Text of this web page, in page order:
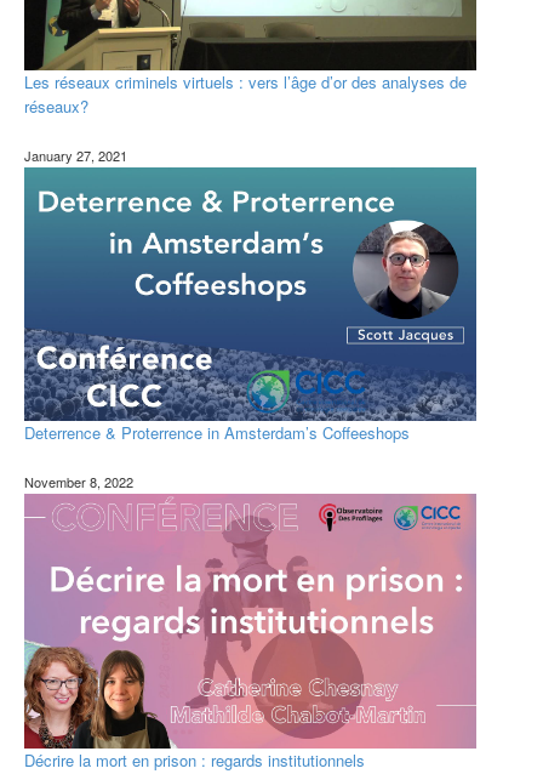
Les réseaux criminels virtuels : vers l’âge d’or des analyses de
réseaux?
January 27, 2021
Deterrence & Proterrence in Amsterdam’s Coffeeshops
November 8, 2022
Décrire la mort en prison : regards institutionnels